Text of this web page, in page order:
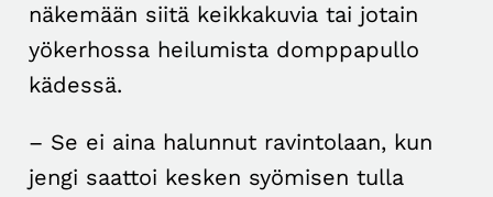
näkemään siitä keikkakuvia tai jotain
yökerhossa heilumista domppapullo
kädessä.
– Se ei aina halunnut ravintolaan, kun
jengi saattoi kesken syömisen tulla